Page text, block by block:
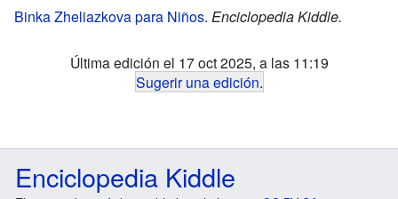
Binka Zheliazkova para Niños. Enciclopedia Kiddle.
Última edición el 17 oct 2025, a las 11:19
Sugerir una edición.
Enciclopedia Kiddle